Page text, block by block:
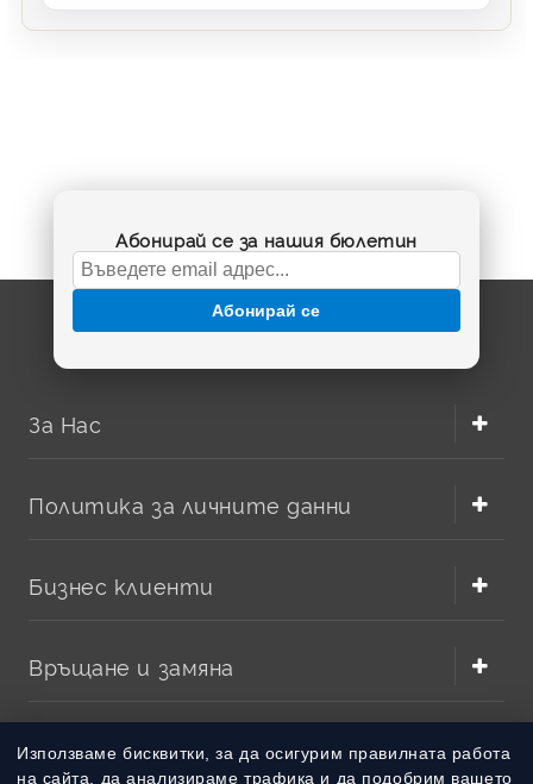
Използваме бисквитки, за да осигурим правилната работа
на сайта, да анализираме трафика и да подобрим вашето
Абонирай се за нашия бюлетин
Абонирай се
За Нас
Политика за личните данни
Бизнес клиенти
Връщане и замяна
Методи на плащане